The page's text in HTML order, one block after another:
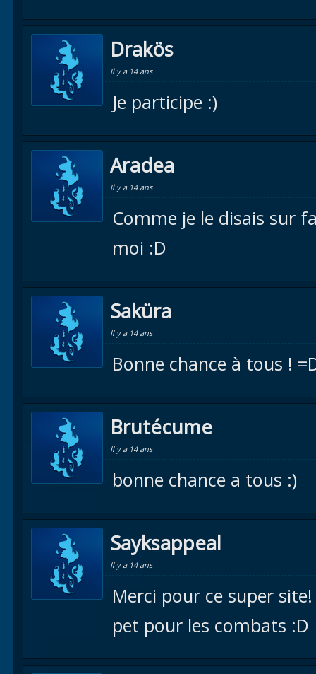
Drakös
Il y a 14 ans
Je participe :)
Aradea
Il y a 14 ans
Comme je le disais sur
moi :D
Saküra
Il y a 14 ans
Bonne chance à tous !
Brutécume
Il y a 14 ans
bonne chance a tous :)
Sayksappeal
Il y a 14 ans
Merci pour ce super
pet pour les combats :D